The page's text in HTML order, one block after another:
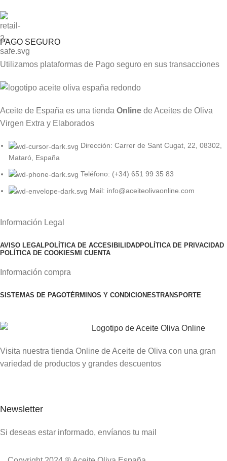
PAGO SEGURO
Utilizamos plataformas de Pago seguro en sus transacciones
Aceite de España es una tiendaOnline de Aceites de Oliva
Virgen Extra y Elaborados
Dirección: Carrer de Sant Cugat, 22, 08302,
Mataró, España
Teléfono: (+34) 651 99 35 83
Mail: info@aceiteolivaonline.com
Información Legal
AVISO LEGALPOLÍTICA DE ACCESIBILIDADPOLÍTICA DE PRIVACIDAD
POLÍTICA DE COOKIES MI CUENTA
Información compra
SISTEMAS DE PAGOTÉRMINOS Y CONDICIONESTRANSPORTE
Visita nuestra tienda Online de Aceite de Oliva con una gran
variedad de productos y grandes descuentos
Newsletter
Si deseas estar informado, envíanos tu mail